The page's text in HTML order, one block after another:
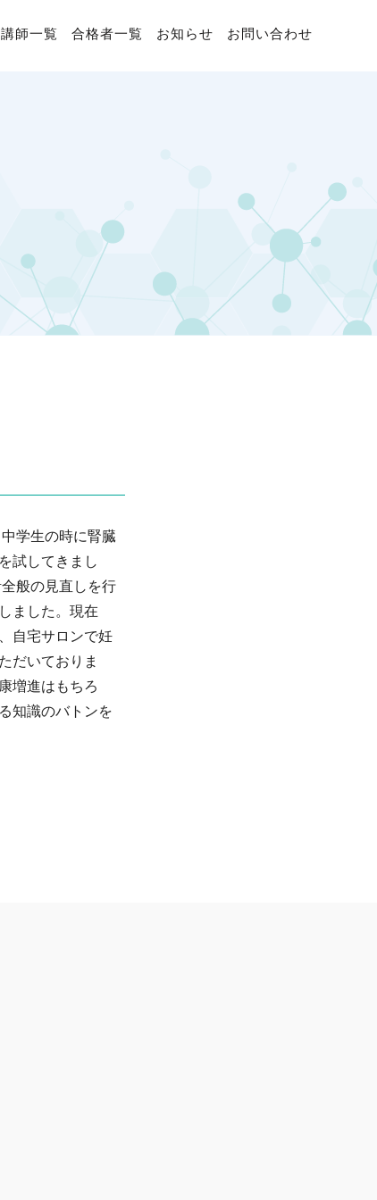
講師一覧 合格者一覧 お知らせ お問い合わせ
学生の時に腎臓
試してきまし
般の見直しを行
ました。現在
自宅サロンで妊
だいておりま
増進はもちろ
知識のバトンを